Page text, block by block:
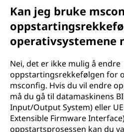
Kan jeg bruke
operativsystemene
Nei, det er ikke mulig å endre
oppstartingsrekkefølgen for
msconfig. Hvis du vil endre
må du gå til datamaskinens
Input/Output System) eller
Extensible Firmware
oppstartsprosessen kan du